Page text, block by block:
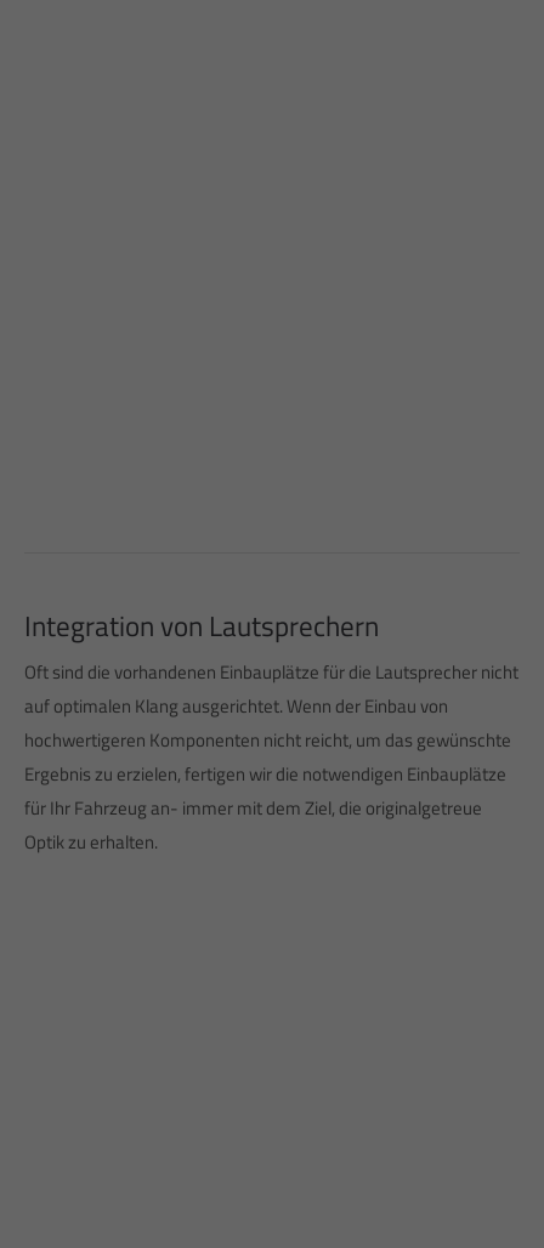
Integration von Lautsprechern
Oft sind die vorhandenen Einbauplätze für die Lautsprecher nicht
auf optimalen Klang ausgerichtet. Wenn der Einbau von
hochwertigeren Komponenten nicht reicht, um das gewünschte
Ergebnis zu erzielen, fertigen wir die notwendigen Einbauplätze
für Ihr Fahrzeug an- immer mit dem Ziel, die originalgetreue
Optik zu erhalten.